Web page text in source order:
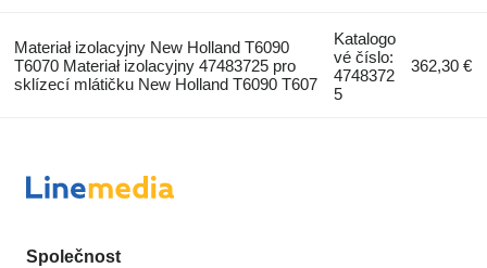
Materiał izolacyjny New Holland T6090
T6070 Materiał izolacyjny 47483725 pro
sklízecí mlátičku New Holland T6090 T607
Katalogo
vé číslo:
4748372
5
362,30 €
Společnost